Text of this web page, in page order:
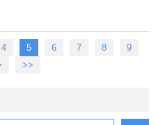
4 5 6 7 8
9
>>